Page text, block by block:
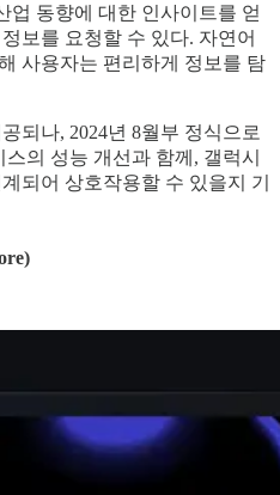
업 동향에 대한 인사이트를 얻
보를 요청할 수 있다. 자연어
사용자는 편리하게 정보를 탐
되나, 2024년 8월부 정식으로
의 성능 개선과 함께, 갤럭시
되어 상호작용할 수 있을지 기